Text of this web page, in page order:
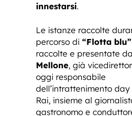
innestarsi.
Le istanze raccolte
percorso di “Flotta blu”
raccolte e presentate da
Mellone, già
oggi responsabile
dell’intrattenimento
Rai, insieme al
gastronomo e